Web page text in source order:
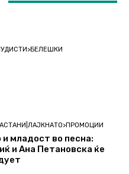
младост во песна:
и Ана Петановска ќе